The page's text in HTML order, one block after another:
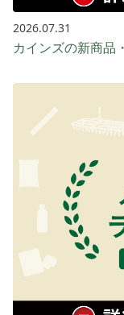
2026.07.31
カインズの新商品